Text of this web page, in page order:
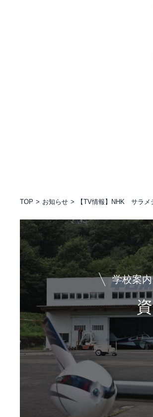
TOP お知らせ 【TV情報】NHK サラ
学校案